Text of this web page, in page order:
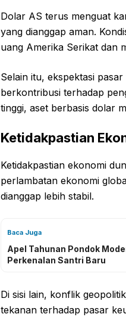
Dolar AS terus menguat
yang dianggap aman.
uang Amerika Serikat dan
Selain itu, ekspektasi
berkontribusi terhadap
tinggi, aset berbasis dolar
Ketidakpastian
Ketidakpastian ekonomi
perlambatan ekonomi
dianggap lebih stabil.
Baca Juga
Apel Tahunan Pondok
Perkenalan Santri Baru
Di sisi lain, konflik
tekanan terhadap pasar